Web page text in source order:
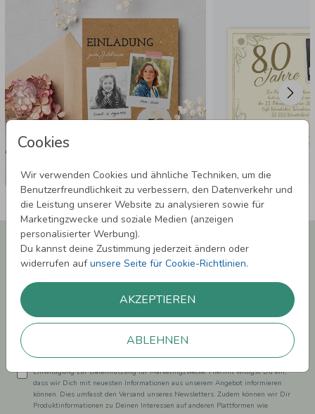
Cookies
Wir verwenden Cookies und ähnliche Techniken, um die
Benutzerfreundlichkeit zu verbessern, den Datenverkehr und
die Leistung unserer Website zu analysieren sowie für
Marketingzwecke und soziale Medien (anzeigen
personalisierter Werbung).
Du kannst deine Zustimmung jederzeit ändern oder
widerrufen aufunsere Seite für Cookie-Richtlinien.
AKZEPTIEREN
ABLEHNEN
Newsletter abonnieren und 5,00 € Rabatt**
sichern!
Laufenden.
Einwilligung zur Datennutzung für Marketingzwecke: Hiermit willigst Du ein,
dass wir Dich mit neuesten Informationen aus unserem Angebot informieren
können. Dies umfasst den Versand unseres Newsletters. Zudem können wir Dir
Produktinformationen zu Deinen Interessen auf anderen Plattformen wie